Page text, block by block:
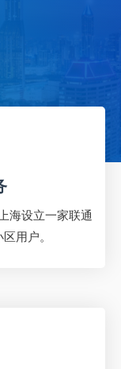
海设立一家联通
用户。